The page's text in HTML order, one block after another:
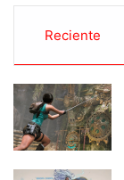
Reciente